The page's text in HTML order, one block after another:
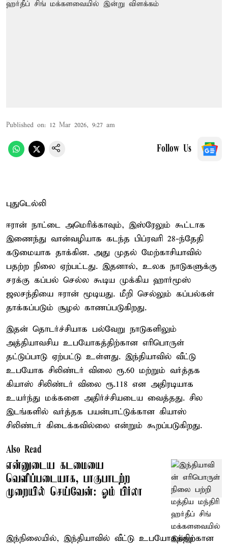
Published on: 12 Mar 2026, 9:27 am
Follow Us
புதுடெல்லி
ஈரான் நாட்டை அமெரிக்காவும், இஸ்ரேலும் கூட்டாக
இணைந்து வான்வழியாக கடந்த பிப்ரவரி 28-ந்தேதி
கடுமையாக தாக்கின. அது முதல் மேற்காசியாவில்
பதற்ற நிலை ஏற்பட்டது. இதனால், உலக நாடுகளுக்கு
சரக்கு கப்பல் செல்ல கூடிய முக்கிய ஹார்மூஸ்
ஜலசந்தியை ஈரான் மூடியது. மீறி செல்லும் கப்பல்கள்
தாக்கப்படும் சூழல் காணப்படுகிறது.
இதன் தொடர்ச்சியாக பல்வேறு நாடுகளிலும்
அத்தியாவசிய உபயோகத்திற்கான எரிபொருள்
தட்டுப்பாடு ஏற்பட்டு உள்ளது. இந்தியாவில் வீட்டு
உபயோக சிலிண்டர் விலை ரூ.60 மற்றும் வர்த்தக
கியாஸ் சிலிண்டர் விலை ரூ.118 என அதிரடியாக
உயர்ந்து மக்களை அதிர்ச்சியடைய வைத்தது. சில
இடங்களில் வர்த்தக பயன்பாட்டுக்கான கியாஸ்
சிலிண்டர் கிடைக்கவில்லை என்றும் கூறப்படுகிறது.
Also Read
என்னுடைய கடமையை
வெளிப்படையாக, பாகுபாடற்ற
முறையில் செய்வேன்: ஓம் பிர்லா
இந்நிலையில், இந்தியாவில் வீட்டு உபயோகத்திற்கான